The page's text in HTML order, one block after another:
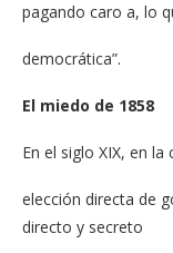
pagando caro a, lo
democrática”.
El miedo de 1858
En el siglo XIX, en
elección directa de
directo y secreto